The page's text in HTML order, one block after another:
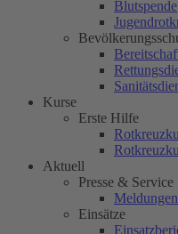
Blutspende
Kurse
Erste Hilfe
Aktuell
Presse & Service
Meldungen
Einsätze